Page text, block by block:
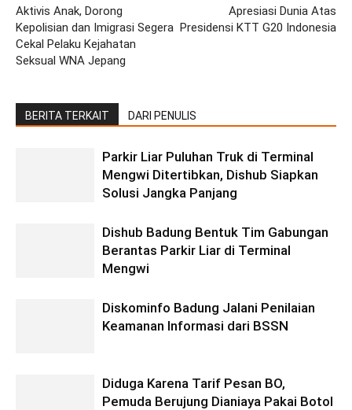
Aktivis Anak, Dorong
Kepolisian dan Imigrasi Segera
Cekal Pelaku Kejahatan
Seksual WNA Jepang
Apresiasi Dunia Atas
Presidensi KTT G20 Indonesia
BERITA TERKAIT DARI PENULIS
Parkir Liar Puluhan Truk di Terminal
Mengwi Ditertibkan, Dishub Siapkan
Solusi Jangka Panjang
Dishub Badung Bentuk Tim Gabungan
Berantas Parkir Liar di Terminal
Mengwi
Diskominfo Badung Jalani Penilaian
Keamanan Informasi dari BSSN
Diduga Karena Tarif Pesan BO,
Pemuda Berujung Dianiaya Pakai Botol